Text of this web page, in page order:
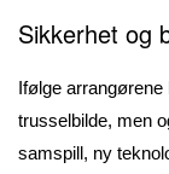
Sikkerhet og
Ifølge
trusselbilde, men
samspill, ny